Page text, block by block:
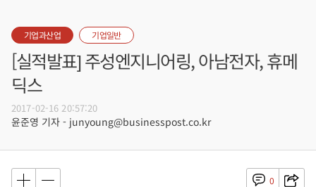
기업과산업 기업일반
[실적발표] 주성엔지니어링, 아남전자, 휴메
딕스
2017-02-16 20:57:20
윤준영 기자 - junyoung@businesspost.co.kr
0